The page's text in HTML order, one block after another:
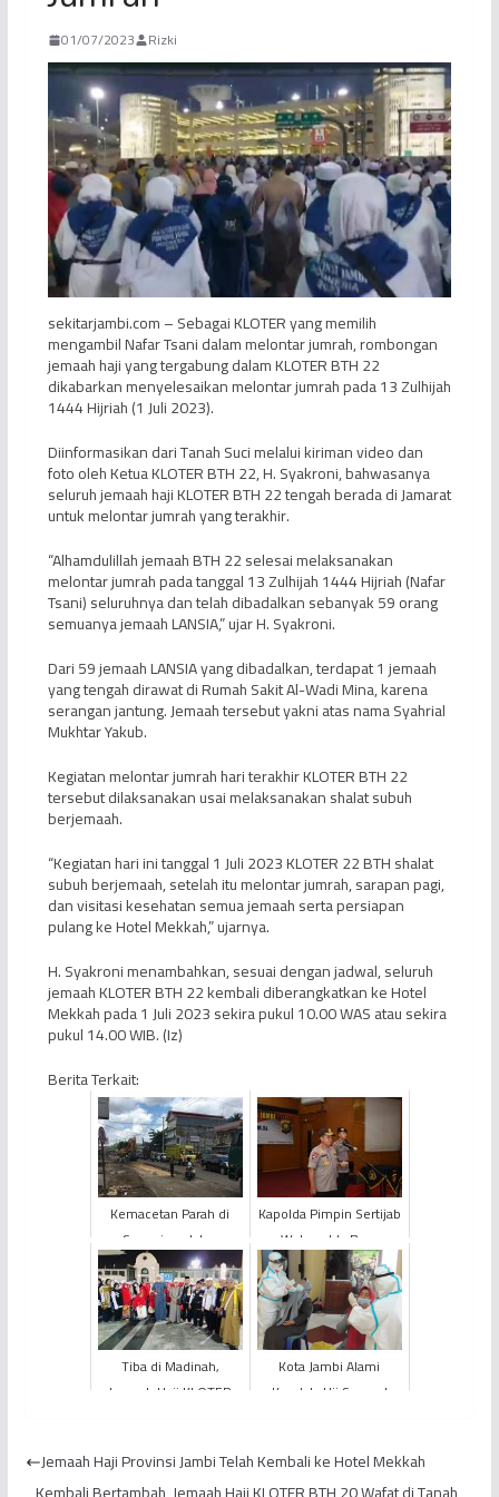
01/07/2023 Rizki
sekitarjambi.com – Sebagai KLOTER yang memilih
mengambil Nafar Tsani dalam melontar jumrah, rombongan
jemaah haji yang tergabung dalam KLOTER BTH 22
dikabarkan menyelesaikan melontar jumrah pada 13 Zulhijah
1444 Hijriah (1 Juli 2023).
Diinformasikan dari Tanah Suci melalui kiriman video dan
foto oleh Ketua KLOTER BTH 22, H. Syakroni, bahwasanya
seluruh jemaah haji KLOTER BTH 22 tengah berada di Jamarat
untuk melontar jumrah yang terakhir.
“Alhamdulillah jemaah BTH 22 selesai melaksanakan
melontar jumrah pada tanggal 13 Zulhijah 1444 Hijriah (Nafar
Tsani) seluruhnya dan telah dibadalkan sebanyak 59 orang
semuanya jemaah LANSIA,” ujar H. Syakroni.
Dari 59 jemaah LANSIA yang dibadalkan, terdapat 1 jemaah
yang tengah dirawat di Rumah Sakit Al-Wadi Mina, karena
serangan jantung. Jemaah tersebut yakni atas nama Syahrial
Mukhtar Yakub.
Kegiatan melontar jumrah hari terakhir KLOTER BTH 22
tersebut dilaksanakan usai melaksanakan shalat subuh
berjemaah.
“Kegiatan hari ini tanggal 1 Juli 2023 KLOTER 22 BTH shalat
subuh berjemaah, setelah itu melontar jumrah, sarapan pagi,
dan visitasi kesehatan semua jemaah serta persiapan
pulang ke Hotel Mekkah,” ujarnya.
H. Syakroni menambahkan, sesuai dengan jadwal, seluruh
jemaah KLOTER BTH 22 kembali diberangkatkan ke Hotel
Mekkah pada 1 Juli 2023 sekira pukul 10.00 WAS atau sekira
pukul 14.00 WIB. (Iz)
Berita Terkait:
Kemacetan Parah di
Sepanjang Jalan
Simpang Rimbo Hingga
Paal X
Kapolda Pimpin Sertijab
Wakapolda Baru
Tiba di Madinah,
Jemaah Haji KLOTER
Masjid...
Kota Jambi Alami
Kendala Uji Sampel
Jemaah Haji Provinsi Jambi Telah Kembali ke Hotel Mekkah